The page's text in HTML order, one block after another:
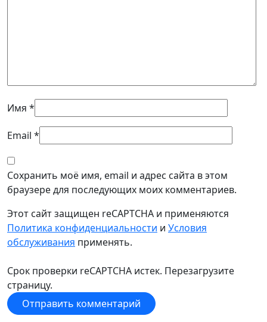
Имя *
Email *
Сохранить моё имя, email и адрес сайта в этом
браузере для последующих моих комментариев.
Этот сайт защищен reCAPTCHA и применяются
Политика конфиденциальности и Условия
обслуживания применять.
Срок проверки reCAPTCHA истек. Перезагрузите
страницу.